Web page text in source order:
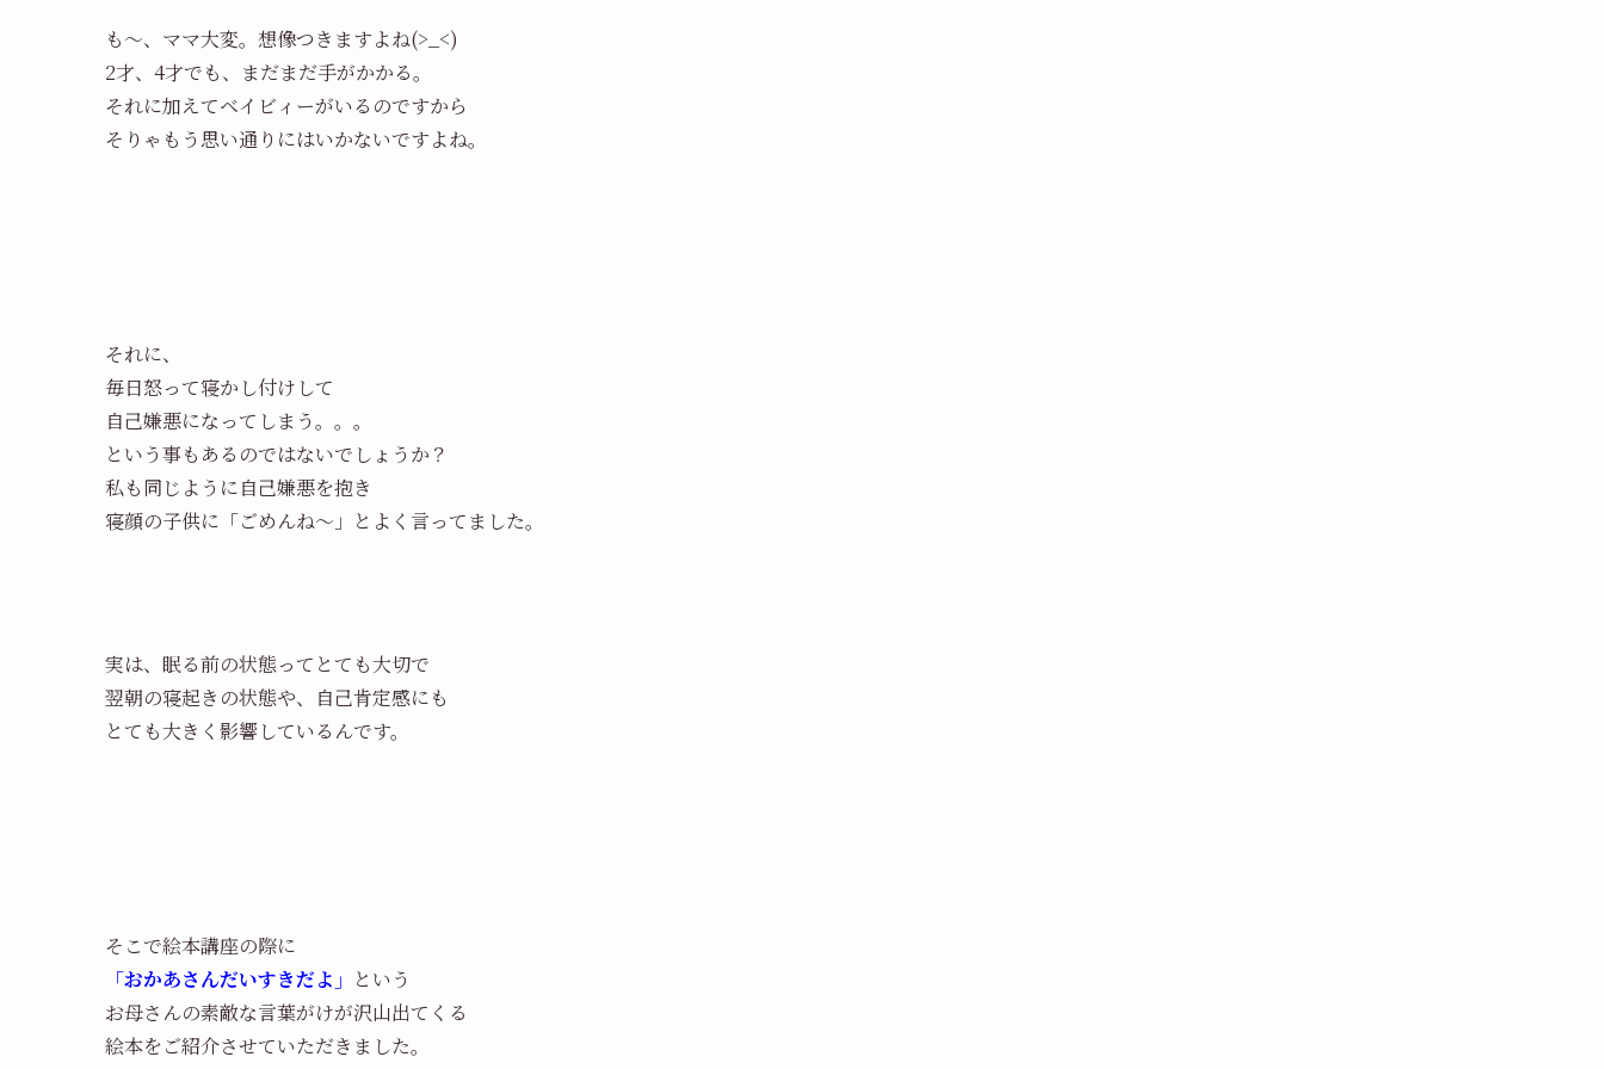
も～、ママ大変。想像つきますよね(>_<)
2才、4才でも、まだまだ手がかかる。
それに加えてベイビィーがいるのですから
そりゃもう思い通りにはいかないですよね。
それに、
毎日怒って寝かし付けして
自己嫌悪になってしまう。。。
という事もあるのではないでしょうか？
私も同じように自己嫌悪を抱き
寝顔の子供に「ごめんね～」とよく言ってました。
実は、眠る前の状態ってとても大切で
翌朝の寝起きの状態や、自己肯定感にも
とても大きく影響しているんです。
そこで絵本講座の際に
「おかあさんだいすきだよ」 という
お母さんの素敵な言葉がけが沢山出てくる
絵本をご紹介させていただきました。